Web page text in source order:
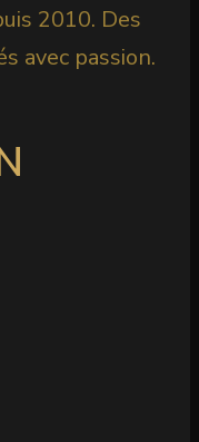
2010. Des
avec passion.